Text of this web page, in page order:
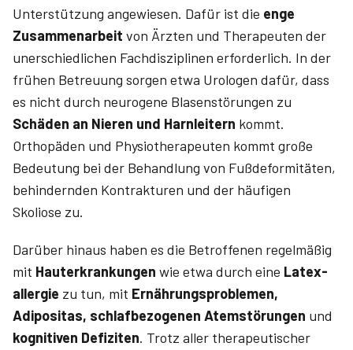
Unterstützung angewiesen. Dafür ist die enge
Zusammenarbeit von Ärzten und Therapeuten der
unerschiedlichen Fachdisziplinen erforderlich. In der
frühen Betreuung sorgen etwa Urologen dafür, dass
es nicht durch neurogene Blasenstörungen zu
Schäden an Nieren und Harnleitern kommt.
Orthopäden und Physiotherapeuten kommt große
Bedeutung bei der Behandlung von Fußdeformitäten,
behindernden Kontrakturen und der häufigen
Skoliose zu.
Darüber hinaus haben es die Betroffenen regelmäßig
mit Haut­erkrankungen wie etwa durch eine Latex­
allergie zu tun, mit Ernährungsproblemen,
Adipositas, schlafbezogenen Atemstörungen und
kognitiven Defiziten. Trotz aller therapeutischer